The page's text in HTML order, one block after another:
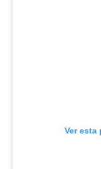
Ver esta